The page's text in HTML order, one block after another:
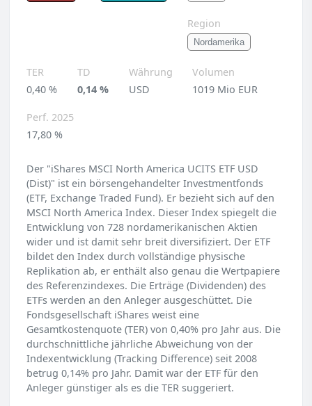
Region
Nordamerika
TER
0,40 %
TD
0,14 %
Währung
USD
Volumen
1019 Mio EUR
Perf. 2025
17,80 %
Der "iShares MSCI North America UCITS ETF USD
(Dist)" ist ein börsengehandelter Investmentfonds
(ETF, Exchange Traded Fund). Er bezieht sich auf den
MSCI North America Index. Dieser Index spiegelt die
Entwicklung von 728 nordamerikanischen Aktien
wider und ist damit sehr breit diversifiziert. Der ETF
bildet den Index durch vollständige physische
Replikation ab, er enthält also genau die Wertpapiere
des Referenzindexes. Die Erträge (Dividenden) des
ETFs werden an den Anleger ausgeschüttet. Die
Fondsgesellschaft iShares weist eine
Gesamtkostenquote (TER) von 0,40% pro Jahr aus. Die
durchschnittliche jährliche Abweichung von der
Indexentwicklung (Tracking Difference) seit 2008
betrug 0,14% pro Jahr. Damit war der ETF für den
Anleger günstiger als es die TER suggeriert.